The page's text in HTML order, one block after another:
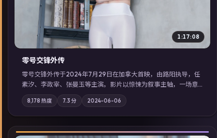
1:17:08
零号交锋外传
零号交锋外传于2024年7月29日在加拿大首映，由路阳执导，任
素汐、李政宰、张曼玉等主演。影片以惊悚为叙事主轴，一场意
外将众人卷入不可撤回的连锁反应；摄影与配乐强化地域气质；
站内亦可通过「国产免费观看高清电视剧在线看」延展检索同类
型高分佳作，畅享高清在线追剧体验。
8,178 热度 7.3 分 2024-06-06